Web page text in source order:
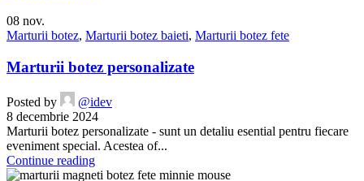
08 nov.
Marturii botez, Marturii botez baieti, Marturii botez fete
Marturii botez personalizate
Posted by
@idev
8 decembrie 2024
Marturii botez personalizate - sunt un detaliu esential pentru fiecare
eveniment special. Acestea of...
Continue reading